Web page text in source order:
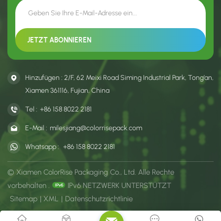
Hinzufügen : 2/F, 62 Meixi Road Siming Industrial Park, Tong’an,
Xiamen 361116, Fujian, China
Tel : +86 158 8022 2181
E-Mail : milesjiang@colorrisepack.com
Whatsapp : +86 158 8022 2181
© Xiamen ColorRise Packaging Co., Ltd. Alle Rechte
vorbehalten .
IPv6 NETZWERK UNTERSTÜTZT
Sitemap | XML | Datenschutzrichtlinie